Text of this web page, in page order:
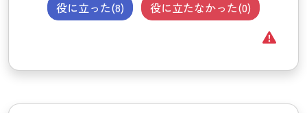
役に立った(8) 役に立たなかった(0)